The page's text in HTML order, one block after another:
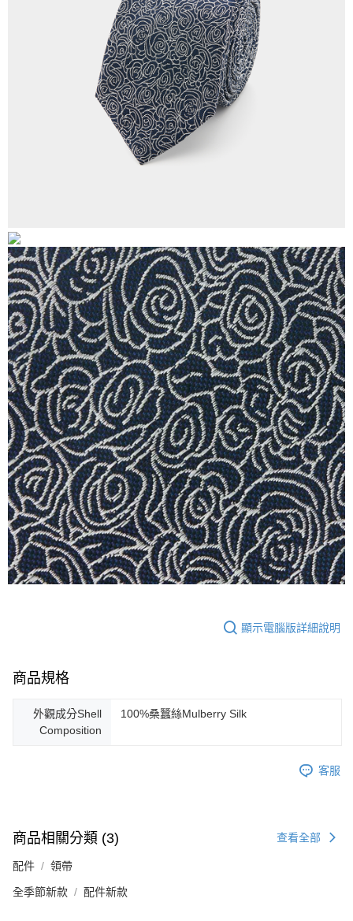
顯示電腦版詳細說明
商品規格
外觀成分Shell
Composition
100%桑蠶絲Mulberry Silk
客服
商品相關分類 (3) 查看全部
配件 領帶
全季節新款 配件新款